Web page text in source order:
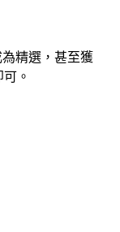
精選，甚至獲
。